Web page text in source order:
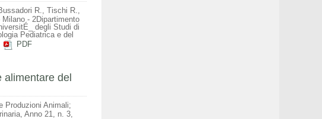
R., Tischi R.,
- 2Dipartimento
degli Studi di
Pediatrica e del
PDF
alimentare del
Produzioni Animali;
Anno 21, n. 3,